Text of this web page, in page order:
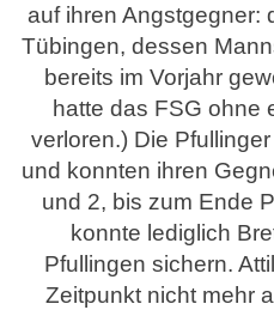
auf ihren Angstgegner:
Tübingen, dessen
bereits im Vorjahr
hatte das FSG ohne
verloren.) Die
und konnten ihren
und 2, bis zum Ende
konnte lediglich
Pfullingen sichern.
Zeitpunkt nicht mehr